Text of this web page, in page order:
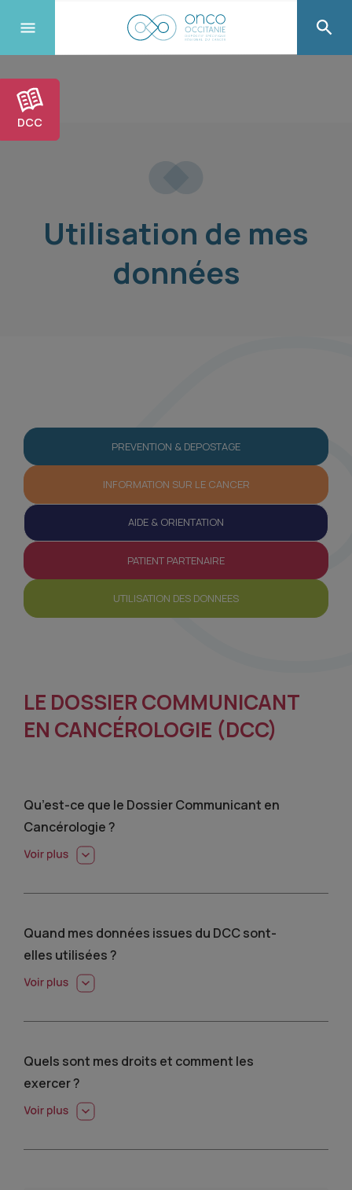
DCC
Utilisation de mes
données
PREVENTION & DEPOSTAGE
INFORMATION SUR LE CANCER
AIDE & ORIENTATION
PATIENT PARTENAIRE
UTILISATION DES DONNEES
LE DOSSIER COMMUNICANT
EN CANCÉROLOGIE (DCC)
Qu’est-ce que le Dossier Communicant en
Cancérologie ?
Quand mes données issues du DCC sont-
elles utilisées ?
Quels sont mes droits et comment les
exercer ?